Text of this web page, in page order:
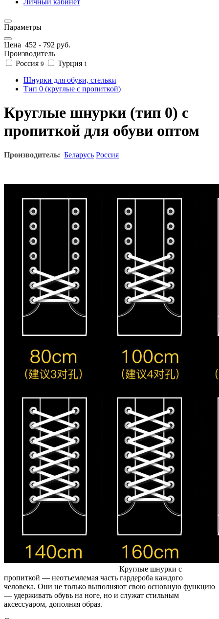
Личный кабинет
Параметры
Цена 452 - 792 руб.
Производитель
Россия 9 Турция 1
Шнурки для обуви, стельки
Тип 0 (круглые с пропиткой)
Круглые шнурки (тип 0) с
пропиткой для обуви оптом
Производитель: Беларусь Россия
Круглые шнурки с
пропиткой — неотъемлемая часть гардероба каждого
человека. Они не только выполняют свою основную функцию
— удерживать обувь на ноге, но и служат стильным
аксессуаром, дополняя образ.